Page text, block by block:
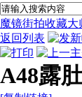
魔镜街拍收藏大
返回列表
A48露